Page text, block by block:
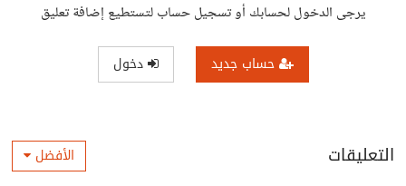
يرجى الدخول لحسابك أو تسجيل حساب لتستطيع إضافة تعليق
حساب جديد دخول
التعليقات الأفضل